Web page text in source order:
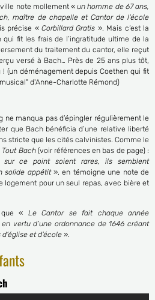
ville note mollement «un homme de 67 ans,
maître de chapelle et Cantor de l’école
précise « Corbillard Gratis ». Mais c’est la
fit les frais de l’ingratitude ultime de la
du traitement du cantor, elle reçut
versé à Bach… Près de 25 ans plus tôt,
(un déménagement depuis Coethen qui fit
d'Anne-Charlotte Rémond)
manqua pas d’épingler régulièrement le
que Bach bénéficia d’une relative liberté
stricte que les cités calvinistes. Comme le
Tout Bach(voir références en bas de page) :
sur ce point soient rares, ils semblent
solide appétit», en témoigne une note de
logement pour un seul repas, avec bière et
« Le Cantor se fait chaque année
vertu d’une ordonnance de 1646 créant
et d’école ».